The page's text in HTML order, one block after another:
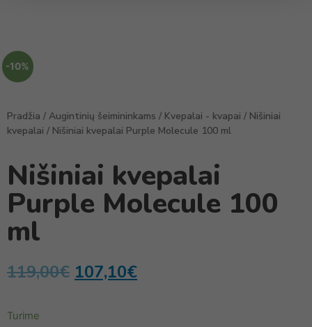
-10%
Pradžia / Augintinių šeimininkams / Kvepalai - kvapai / Nišiniai
kvepalai / Nišiniai kvepalai Purple Molecule 100 ml
Nišiniai kvepalai
Purple Molecule 100
ml
119,00€ 107,10€
Turime